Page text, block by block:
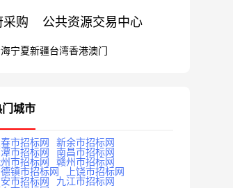
采购 公共资源交易中心
宁夏新疆台湾香港澳门
门城市
市招标网
新余市招标网
市招标网
南昌市招标网
市招标网
赣州市招标网
镇市招标网
上饶市招标网
市招标网
九江市招标网